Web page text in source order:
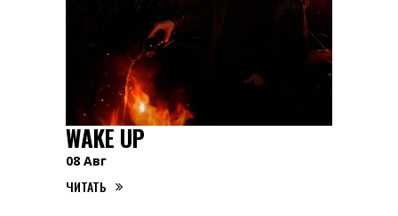
WAKE UP
08 Авг
ЧИТАТЬ